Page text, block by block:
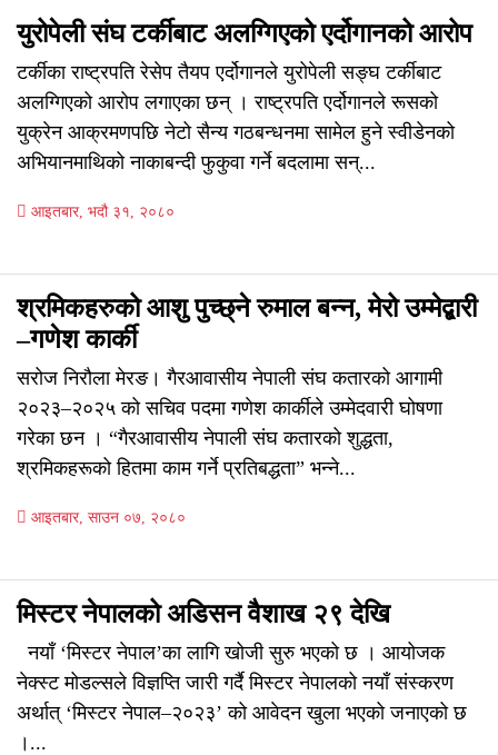
युरोपेली संघ टर्कीबाट अलग्गिएको एर्दोगानको आरोप
टर्कीका राष्ट्रपति रेसेप तैयप एर्दोगानले युरोपेली सङ्घ टर्कीबाट
अलग्गिएको आरोप लगाएका छन् । राष्ट्रपति एर्दोगानले रूसको
युक्रेन आक्रमणपछि नेटो सैन्य गठबन्धनमा सामेल हुने स्वीडेनको
अभियानमाथिको नाकाबन्दी फुकुवा गर्ने बदलामा सन्...
आइतबार, भदौ ३१, २०८०
श्रमिकहरुको आशु पुच्छ्ने रुमाल बन्न, मेरो उम्मेद्बारी
–गणेश कार्की
सरोज निरौला मेरङ। गैरआवासीय नेपाली संघ कतारको आगामी
२०२३–२०२५ को सचिव पदमा गणेश कार्कीले उम्मेदवारी घोषणा
गरेका छन । “गैरआवासीय नेपाली संघ कतारको शुद्धता,
श्रमिकहरूको हितमा काम गर्ने प्रतिबद्धता” भन्ने...
आइतबार, साउन ०७, २०८०
मिस्टर नेपालको अडिसन वैशाख २९ देखि
नयाँ ‘मिस्टर नेपाल’का लागि खोजी सुरु भएको छ । आयोजक
नेक्स्ट मोडल्सले विज्ञप्ति जारी गर्दै मिस्टर नेपालको नयाँ संस्करण
अर्थात् ‘मिस्टर नेपाल–२०२३’ को आवेदन खुला भएको जनाएको छ
।...